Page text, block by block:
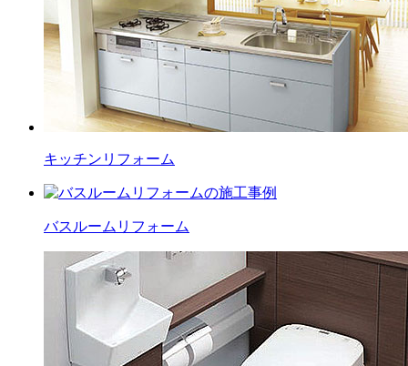
キッチン リフォーム
バスルーム リフォーム